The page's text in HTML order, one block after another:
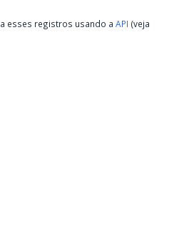
esses registros usando a API (veja